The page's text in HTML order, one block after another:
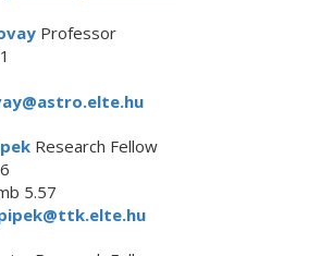
Professor
Research Fellow
5.57